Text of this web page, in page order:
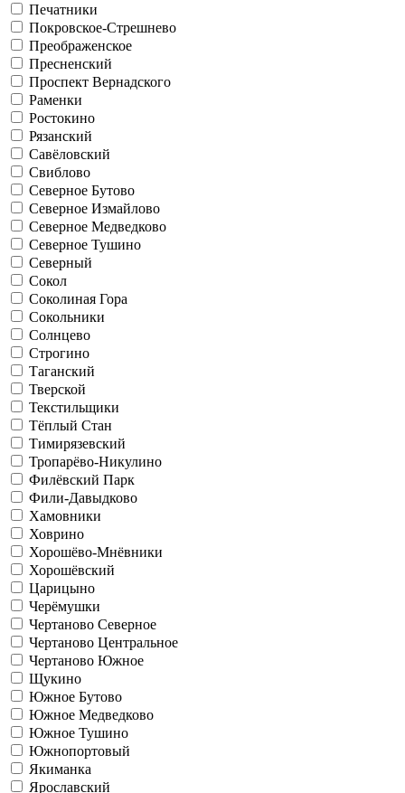
Печатники
Покровское-Стрешнево
Преображенское
Пресненский
Проспект Вернадского
Раменки
Ростокино
Рязанский
Савёловский
Свиблово
Северное Бутово
Северное Измайлово
Северное Медведково
Северное Тушино
Северный
Сокол
Соколиная Гора
Сокольники
Солнцево
Строгино
Таганский
Тверской
Текстильщики
Тёплый Стан
Тимирязевский
Тропарёво-Никулино
Филёвский Парк
Фили-Давыдково
Хамовники
Ховрино
Хорошёво-Мнёвники
Хорошёвский
Царицыно
Черёмушки
Чертаново Северное
Чертаново Центральное
Чертаново Южное
Щукино
Южное Бутово
Южное Медведково
Южное Тушино
Южнопортовый
Якиманка
Ярославский